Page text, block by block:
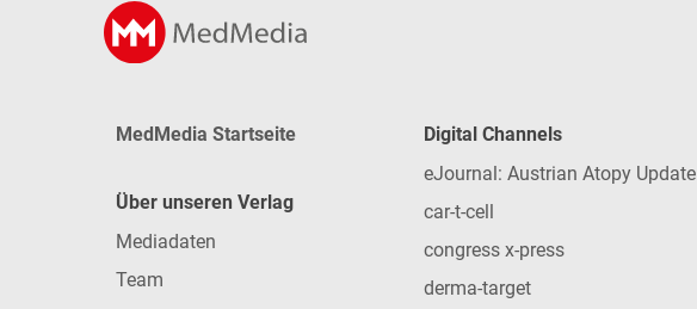
MedMedia Startseite
Über unseren Verlag
Mediadaten
Team
Digital Channels
eJournal: Austrian Atopy Update
car-t-cell
congress x-press
derma-target